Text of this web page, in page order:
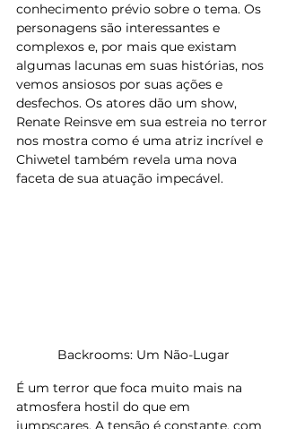
conhecimento prévio sobre o tema. Os
personagens são interessantes e
complexos e, por mais que existam
algumas lacunas em suas histórias, nos
vemos ansiosos por suas ações e
desfechos. Os atores dão um show,
Renate Reinsve em sua estreia no terror
nos mostra como é uma atriz incrível e
Chiwetel também revela uma nova
faceta de sua atuação impecável.
Backrooms: Um Não-Lugar
​É um terror que foca muito mais na
atmosfera hostil do que em
jumpscares. A tensão é constante, com